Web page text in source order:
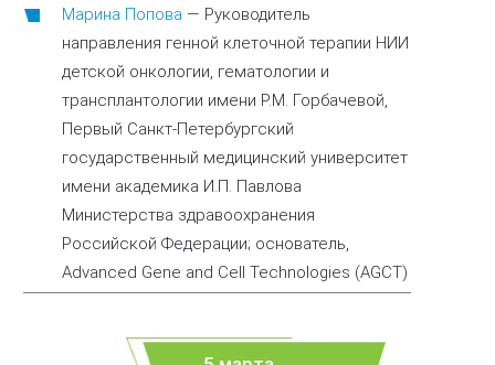
Марина Попова — Руководитель
направления генной клеточной терапии НИИ
детской онкологии, гематологии и
трансплантологии имени Р.М. Горбачевой,
Первый Санкт-Петербургский
государственный медицинский университет
имени академика И.П. Павлова
Министерства здравоохранения
Российской Федерации; основатель,
Advanced Gene and Cell Technologies (AGCT)